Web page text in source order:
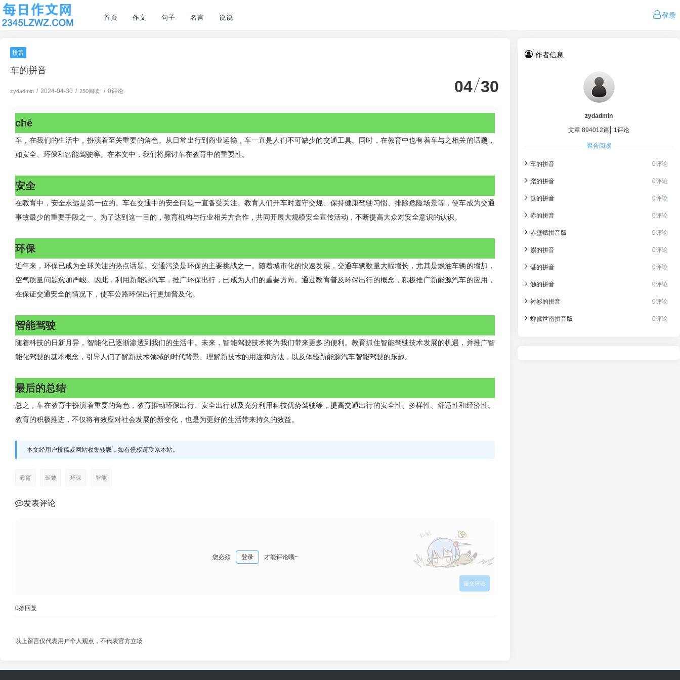
首页 作文 句子 名言 说说 登录
拼音
车的拼音
zydadmin / 2024-04-30 / 250阅读 / 0评论 04 30
chē
车，在我们的生活中，扮演着至关重要的角色。从日常出行到商业运输，车一直是人们不可缺少的交通工具。同时，在教育中也有着车与之相关的话题，
如安全、环保和智能驾驶等。在本文中，我们将探讨车在教育中的重要性。
安全
在教育中，安全永远是第一位的。车在交通中的安全问题一直备受关注。教育人们开车时遵守交规、保持健康驾驶习惯、排除危险场景等，使车成为交通
事故最少的重要手段之一。为了达到这一目的，教育机构与行业相关方合作，共同开展大规模安全宣传活动，不断提高大众对安全意识的认识。
环保
近年来，环保已成为全球关注的热点话题。交通污染是环保的主要挑战之一。随着城市化的快速发展，交通车辆数量大幅增长，尤其是燃油车辆的增加，
空气质量问题愈加严峻。因此，利用新能源汽车，推广环保出行，已成为人们的重要方向。通过教育普及环保出行的概念，积极推广新能源汽车的应用，
在保证交通安全的情况下，使车公路环保出行更加普及化。
智能驾驶
随着科技的日新月异，智能化已逐渐渗透到我们的生活中。未来，智能驾驶技术将为我们带来更多的便利。教育抓住智能驾驶技术发展的机遇，并推广智
能化驾驶的基本概念，引导人们了解新技术领域的时代背景、理解新技术的用途和方法，以及体验新能源汽车智能驾驶的乐趣。
最后的总结
总之，车在教育中扮演着重要的角色，教育推动环保出行、安全出行以及充分利用科技优势驾驶等，提高交通出行的安全性、多样性、舒适性和经济性。
教育的积极推进，不仅将有效应对社会发展的新变化，也是为更好的生活带来持久的效益。
本文经用户投稿或网站收集转载，如有侵权请联系本站。
教育 驾驶 环保 智能
发表评论
您必须 登录 才能评论哦~
0条回复
以上留言仅代表用户个人观点，不代表官方立场
作者信息
zydadmin
文章 894012篇
1评论
聚合阅读
车的拼音 0评论
蹭的拼音 0评论
趁的拼音 0评论
赤的拼音 0评论
赤壁赋拼音版 0评论
赐的拼音 0评论
谌的拼音 0评论
触的拼音 0评论
衬衫的拼音 0评论
蝉虞世南拼音版 0评论